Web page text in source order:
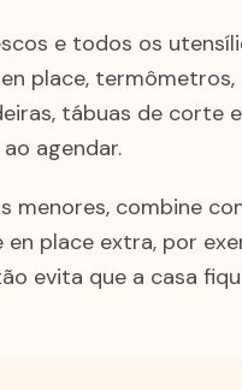
e todos os
place, termômetros,
tábuas de corte
agendar.
menores, combine
place extra, por
evita que a casa